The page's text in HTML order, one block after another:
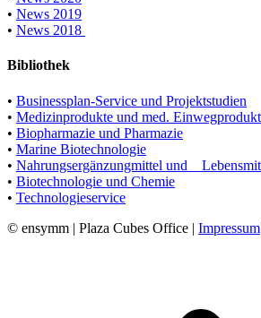
• News 2019
• News 2018
Bibliothek
• Businessplan-Service und Projektstudien
• Medizinprodukte und med.
• Biopharmazie und Pharmazie
• Marine Biotechnologie
• Nahrungsergänzungmittel und
• Biotechnologie und Chemie
• Technologieservice
© ensymm | Plaza Cubes Office | Impressum